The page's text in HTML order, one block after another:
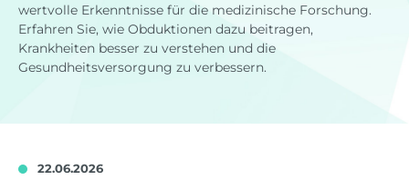
wertvolle Erkenntnisse für die medizinische Forschung.
Erfahren Sie, wie Obduktionen dazu beitragen,
Krankheiten besser zu verstehen und die
Gesundheitsversorgung zu verbessern.
22.06.2026